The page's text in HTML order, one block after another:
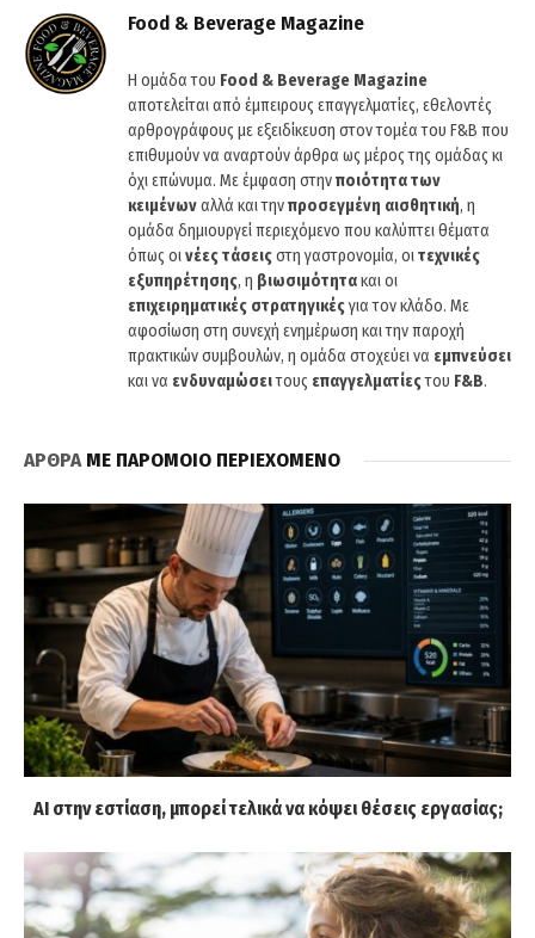
Food & Beverage Magazine
Η ομάδα του Food & Beverage Magazine
αποτελείται από έμπειρους επαγγελματίες, εθελοντές
αρθρογράφους με εξειδίκευση στον τομέα του F&B που
επιθυμούν να αναρτούν άρθρα ως μέρος της ομάδας κι
όχι επώνυμα. Με έμφαση στηνποιότητα των
κειμένωναλλά και τηνπροσεγμένη αισθητική, η
ομάδα δημιουργεί περιεχόμενο που καλύπτει θέματα
όπως οινέες τάσειςστη γαστρονομία, οιτεχνικές
εξυπηρέτησης, η βιωσιμότητακαι οι
επιχειρηματικές στρατηγικέςγια τον κλάδο. Με
αφοσίωση στη συνεχή ενημέρωση και την παροχή
πρακτικών συμβουλών, η ομάδα στοχεύει να εμπνεύσει
και να ενδυναμώσειτους επαγγελματίεςτου F&B.
ΑΡΘΡΑΜΕ ΠΑΡΟΜΟΙΟ ΠΕΡΙΕΧΟΜΕΝΟ
AI στην εστίαση, μπορεί τελικά να κόψει θέσεις εργασίας;